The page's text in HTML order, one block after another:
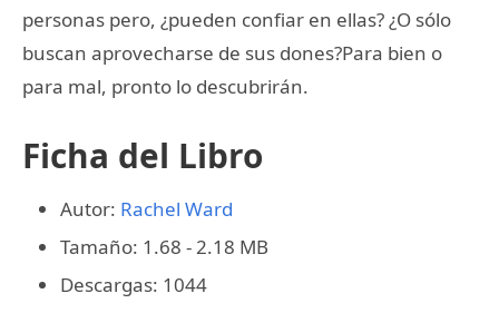
personas pero, ¿pueden confiar en ellas? ¿O sólo
buscan aprovecharse de sus dones?Para bien o
para mal, pronto lo descubrirán.
Ficha del Libro
Autor: Rachel Ward
Tamaño: 1.68 - 2.18 MB
Descargas: 1044